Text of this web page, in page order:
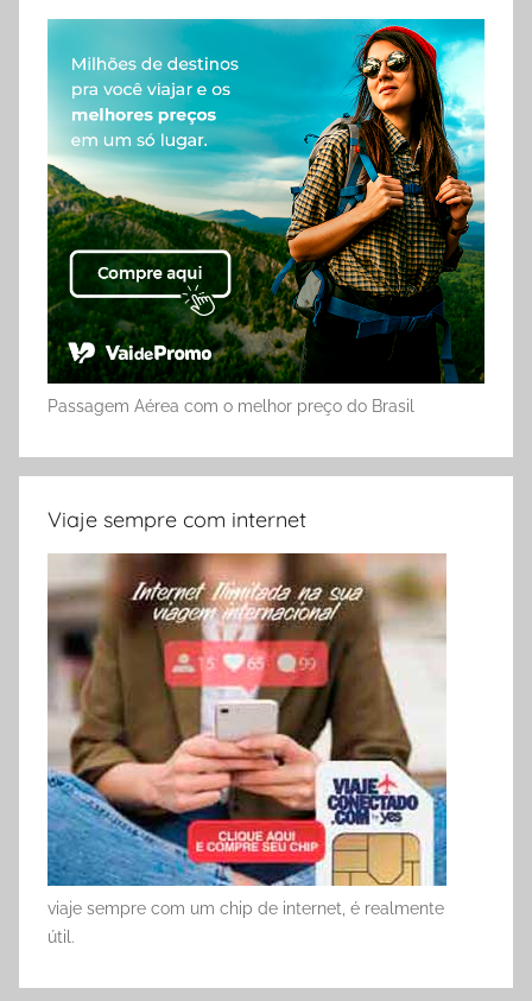
Passagem Aérea com o melhor preço do Brasil
Viaje sempre com internet
viaje sempre com um chip de internet, é realmente
útil.